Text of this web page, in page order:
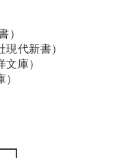
）
現代新書）
文庫）